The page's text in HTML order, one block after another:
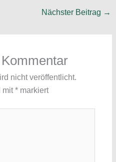
Nächster Beitrag →
nicht veröffentlicht.
mit*markiert